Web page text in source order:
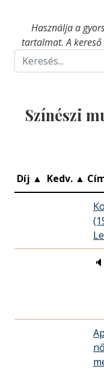
Használja a
tartalmat. A
Színészi
Díj ▲ Kedv. ▲
🔈